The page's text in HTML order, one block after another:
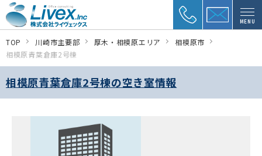
MENU
TOP 川崎市主要部 厚木・相模原エリア
相模原市
相模原青葉倉庫2号棟
相模原青葉倉庫2号棟の空き室情報